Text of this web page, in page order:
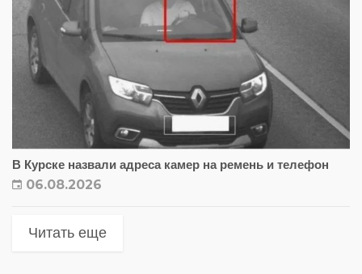
В Курске назвали адреса камер на ремень и телефон
06.08.2026
Читать еще